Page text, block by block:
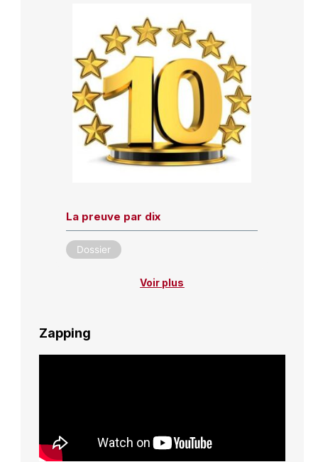
La preuve par dix
Dossier
Voir plus
Zapping